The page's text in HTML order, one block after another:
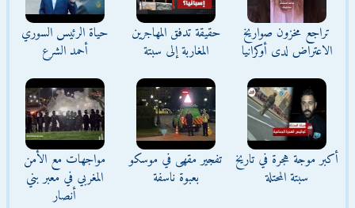
تراجع مخزون صواريخ
الاعتراض لدى أوكرانيا
حقيقة تدفق المهاجرين
المغاربة إلى سبتة
حياة الرئيس السوري
أحمد الشرع
أكبر موجة هجرة في تاريخ
سبتة المحتلة
تفجير مقهى في موسكو
بعبوة ناسفة
مواجهات مع الأمن
المغربي في معبر بني
أنصار